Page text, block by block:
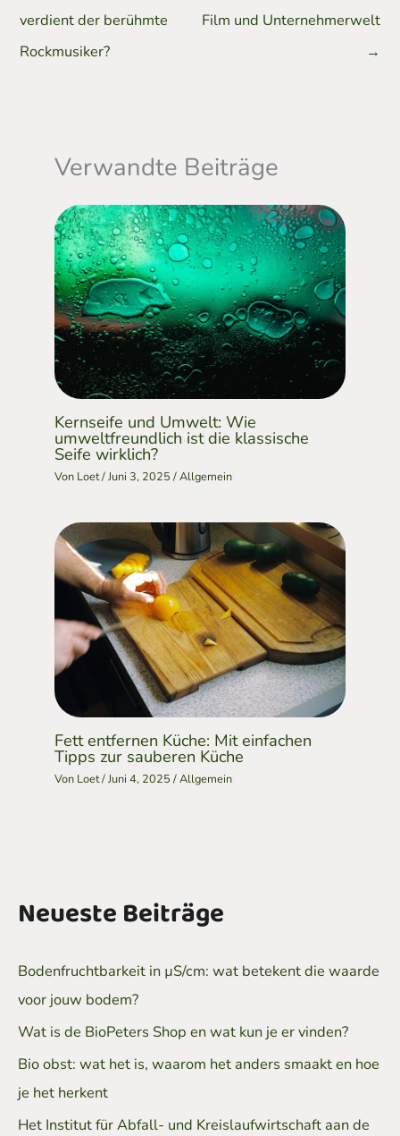
verdient der berühmte
Rockmusiker?
Film und Unternehmerwelt
→
Verwandte Beiträge
Kernseife und Umwelt: Wie
umweltfreundlich ist die klassische
Seife wirklich?
Von Loet/Juni 3, 2025/Allgemein
Fett entfernen Küche: Mit einfachen
Tipps zur sauberen Küche
Von Loet/Juni 4, 2025/Allgemein
Neueste Beiträge
Bodenfruchtbarkeit in µS/cm: wat betekent die waarde
voor jouw bodem?
Wat is de BioPeters Shop en wat kun je er vinden?
Bio obst: wat het is, waarom het anders smaakt en hoe
je het herkent
Het Institut für Abfall- und Kreislaufwirtschaft aan de